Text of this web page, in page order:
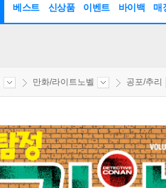
베스트 신상품 이벤트 바이백 매
만화/라이트노벨 공포/추리